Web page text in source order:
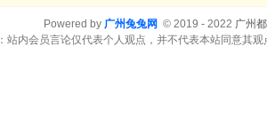
Powered by 广州兔兔网 © 2019 - 2022 广州
站内会员言论仅代表个人观点，并不代表本站同意其观